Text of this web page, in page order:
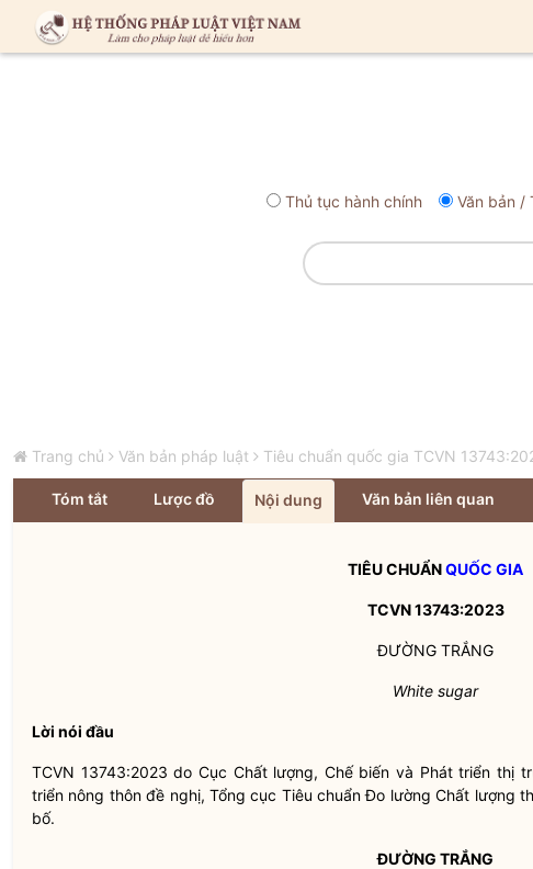
Thủ tục hành chính Văn bản /
Trang chủ Văn bản pháp luật Tiêu chuẩn quốc gia TCVN
Tóm tắt Lược đồ Nội dung Văn bản liên quan
TIÊU CHUẨNQUỐC GIA
TCVN 13743:2023
ĐƯỜNG TRẮNG
White sugar
Lời nói đầu
TCVN 13743:2023 do Cục Chất lượng, Chế biến và Phát triển thị
triển nông thôn đề nghị, Tổng cục Tiêu chuẩn Đo lường Chất lượng
bố.
ĐƯỜNG TRẮNG